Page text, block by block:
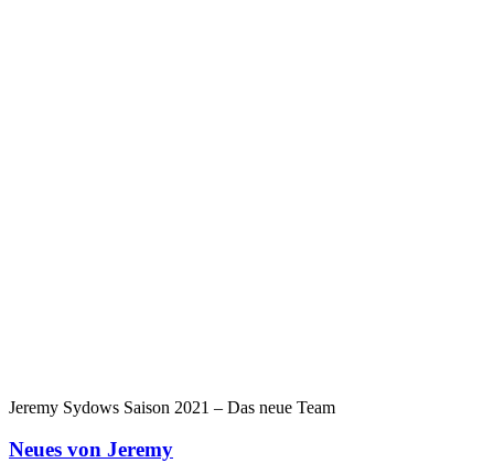
Jeremy Sydows Saison 2021 – Das neue Team
Neues von Jeremy